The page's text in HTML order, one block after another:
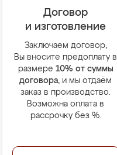
Договор
и изготовление
Заключаем договор,
Вы вносите предоплату в
размере 10% от суммы
договора, и мы отдаём
заказ в производство.
Возможна оплата в
рассрочку без %.